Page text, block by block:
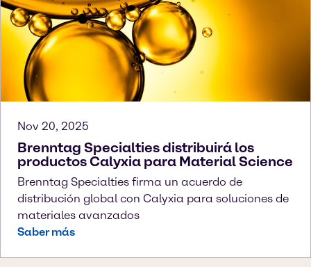
Nov 20, 2025
Brenntag Specialties distribuirá los
productos Calyxia para Material Science
Brenntag Specialties firma un acuerdo de
distribución global con Calyxia para soluciones de
materiales avanzados
Saber más